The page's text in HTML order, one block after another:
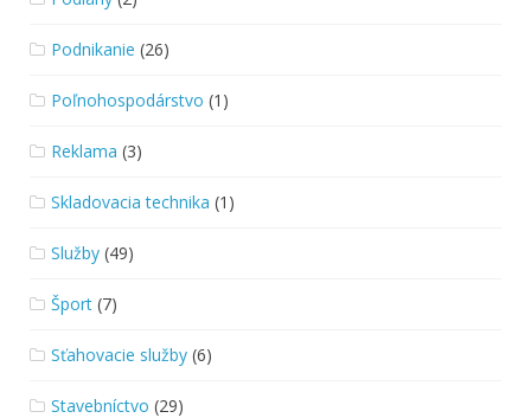
Podnikanie (26)
Poľnohospodárstvo (1)
Reklama (3)
Skladovacia technika (1)
Služby (49)
Šport (7)
Sťahovacie služby (6)
Stavebníctvo (29)